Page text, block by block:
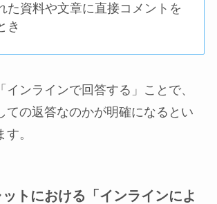
た資料や文章に直接コメントを
き
インラインで回答する」ことで、
ての返答なのかが明確になるとい
。
トにおける「インラインによ